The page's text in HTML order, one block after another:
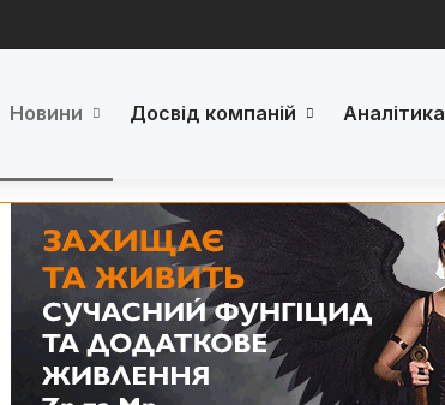
Новини Досвід компаній Аналітика